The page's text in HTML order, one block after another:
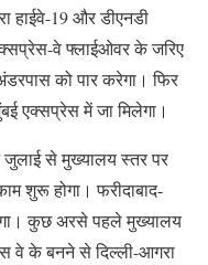
हाईवे-19 और डीएनडी
वे फ्लाईओवर के जरिए
को पार करेगा। फिर
एक्सप्रेस में जा मिलेगा।
जुलाई से मुख्यालय स्तर पर
शुरू होगा। फरीदाबाद-
कुछ अरसे पहले मुख्यालय
वे के बनने से दिल्ली-आगरा